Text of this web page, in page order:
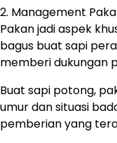
2. Management
Pakan jadi aspek
bagus buat sapi
memberi dukungan
Buat sapi potong,
umur dan situasi
pemberian yang